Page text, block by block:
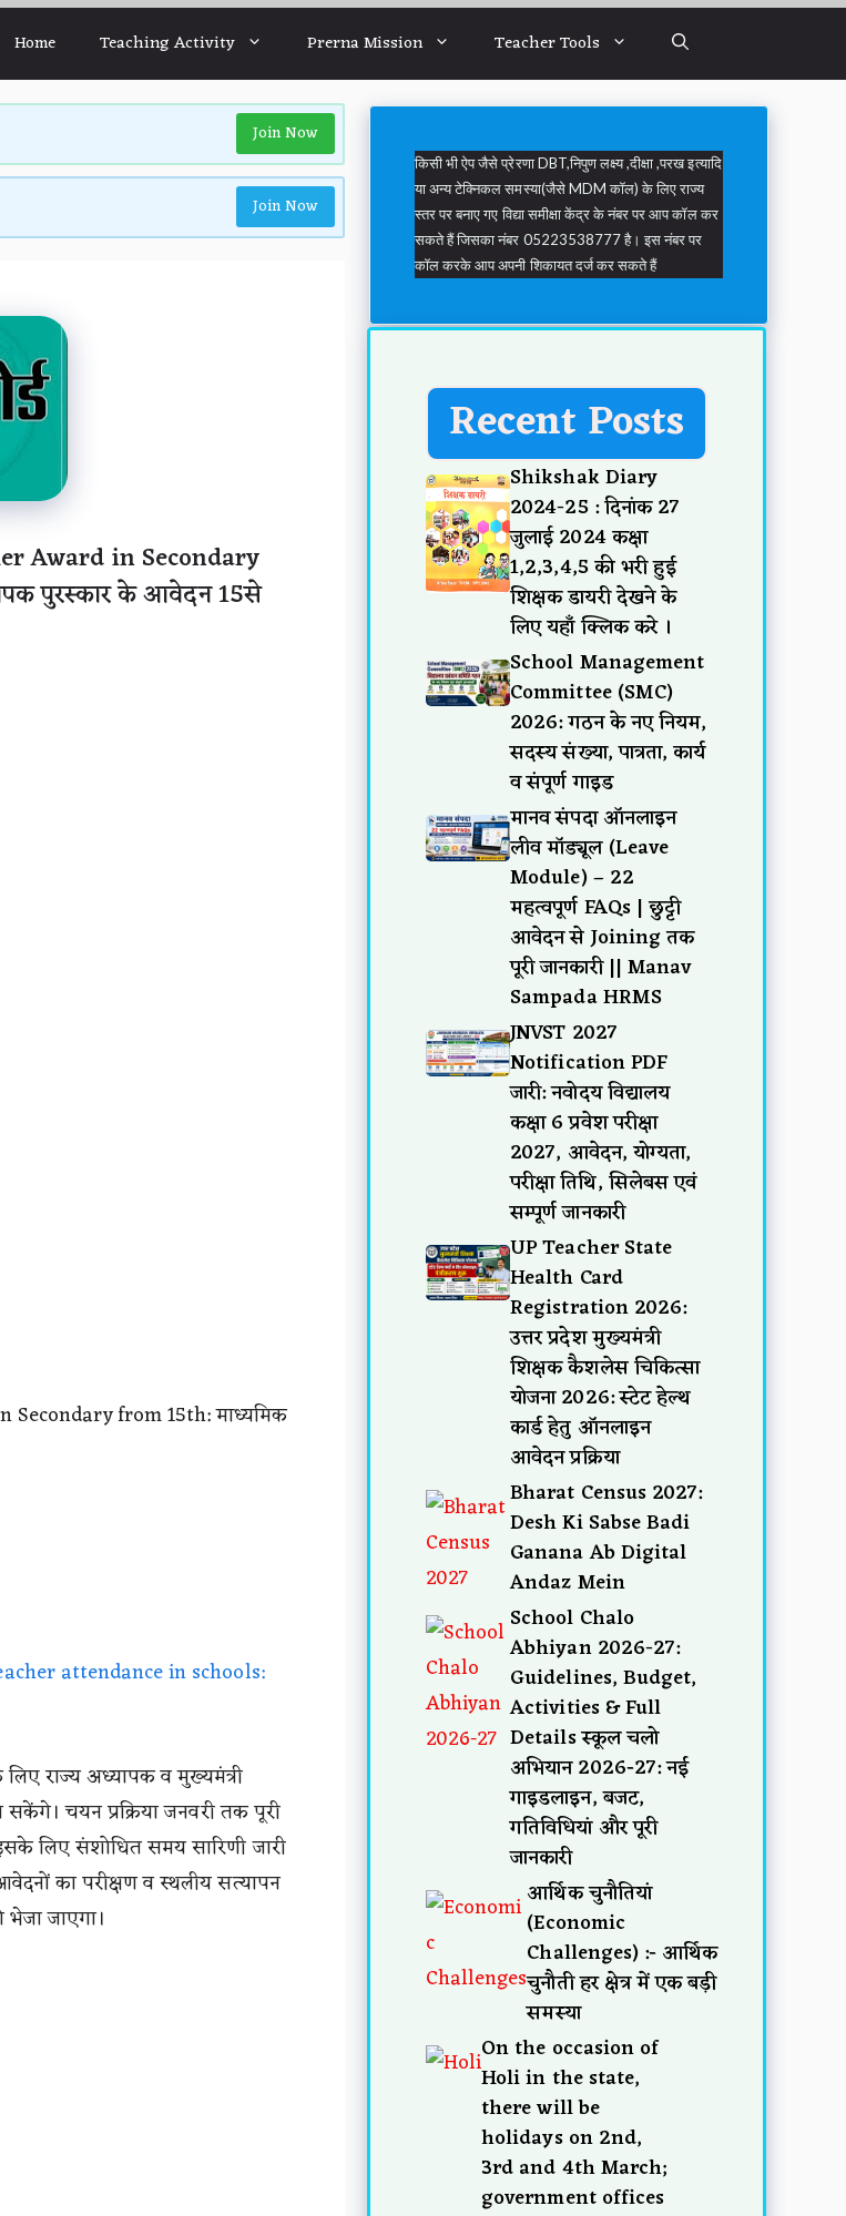
Home Teaching Activity Prerna Mission Teacher Tools
Join Now
Join Now
Award in Secondary
पुरस्कार के आवेदन 15से
from 15th: माध्यमिक
attendance in schools:
राज्य अध्यापक व मुख्यमंत्री
चयन प्रक्रिया जनवरी तक पूरी
लिए संशोधित समय सारिणी जारी
का परीक्षण व स्थलीय सत्यापन
जाएगा।
किसी भी ऐप जैसे प्रेरणा DBT,निपुण लक्ष्य ,दीक्षा ,परख इत्यादि
या अन्य टेक्निकल समस्या(जैसे MDM कॉल) के लिए राज्य
स्तर पर बनाए गए विद्या समीक्षा केंद्र के नंबर पर आप कॉल कर
सकते हैं जिसका नंबर 05223538777 है। इस नंबर पर
कॉल करके आप अपनी शिकायत दर्ज कर सकते हैं
Recent Posts
Shikshak Diary
2024-25 : दिनांक 27
जुलाई 2024 कक्षा
1,2,3,4,5 की भरी हुई
शिक्षक डायरी देखने के
लिए यहाँ क्लिक करे ।
School Management
Committee (SMC)
2026: गठन के नए नियम,
सदस्य संख्या, पात्रता, कार्य
व संपूर्ण गाइड
मानव संपदा ऑनलाइन
लीव मॉड्यूल (Leave
Module) – 22
महत्वपूर्ण FAQs | छुट्टी
आवेदन से Joining तक
पूरी जानकारी || Manav
Sampada HRMS
JNVST 2027
Notification PDF
जारी: नवोदय विद्यालय
कक्षा 6 प्रवेश परीक्षा
2027, आवेदन, योग्यता,
परीक्षा तिथि, सिलेबस एवं
सम्पूर्ण जानकारी
UP Teacher State
Health Card
Registration 2026:
उत्तर प्रदेश मुख्यमंत्री
शिक्षक कैशलेस चिकित्सा
योजना 2026: स्टेट हेल्थ
कार्ड हेतु ऑनलाइन
आवेदन प्रक्रिया
Bharat Census 2027:
Desh Ki Sabse Badi
Ganana Ab Digital
Andaz Mein
School Chalo
Abhiyan 2026-27:
Guidelines, Budget,
Activities & Full
Details स्कूल चलो
अभियान 2026-27: नई
गाइडलाइन, बजट,
गतिविधियां और पूरी
जानकारी
आर्थिक चुनौतियां
(Economic
Challenges) :- आर्थिक
चुनौती हर क्षेत्र में एक बड़ी
समस्या
On the occasion of
Holi in the state,
there will be
holidays on 2nd,
3rd and 4th March;
government offices